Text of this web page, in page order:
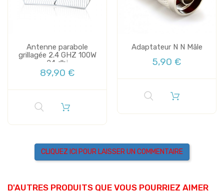
Antenne parabole
grillagée 2.4 GHZ 100W
24 dbi
89,90 €
Adaptateur N N Mâle
5,90 €
CLIQUEZ ICI POUR LAISSER UN COMMENTAIRE
D'AUTRES PRODUITS QUE VOUS POURRIEZ AIMER